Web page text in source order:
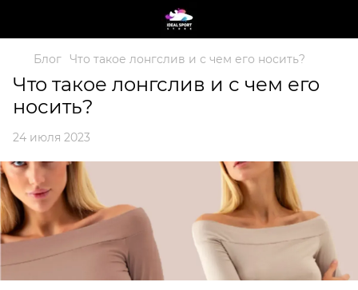
Блог Что такое лонгслив и с чем его носить?
Что такое лонгслив и с чем его
носить?
24 июля 2023